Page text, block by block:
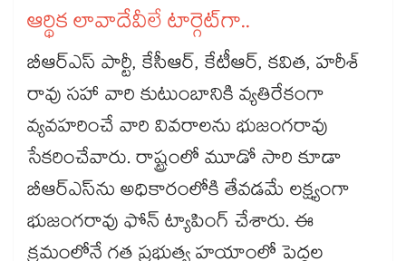
ఆర్థిక లావాదేవీలే టార్గెట్‌‌‌‌‌‌‌‌గా..
బీఆర్‌‌‌‌‌‌‌‌‌‌‌‌‌‌‌‌ఎస్‌‌‌‌‌‌‌‌ పార్టీ, కేసీఆర్‌‌‌‌‌‌‌‌‌‌‌‌‌‌‌‌, కేటీఆర్, కవిత, హరీశ్
రావు సహా వారి కుటుంబానికి వ్యతిరేకంగా
వ్యవహరించే వారి వివరాలను భుజంగరావు
సేకరించేవారు. రాష్ట్రంలో మూడో సారి కూడా
బీఆర్‌‌‌‌‌‌‌‌‌‌‌‌‌‌‌‌ఎస్‌‌‌‌‌‌‌‌ను అధికారంలోకి తేవడమే లక్ష్యంగా
భుజంగరావు ఫోన్‌‌‌‌‌‌‌‌ ట్యాపింగ్‌‌‌‌‌‌‌‌ చేశారు. ఈ